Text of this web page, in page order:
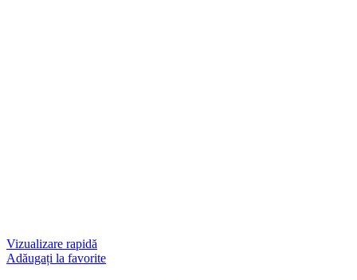
Vizualizare rapidă
Adăugați la favorite